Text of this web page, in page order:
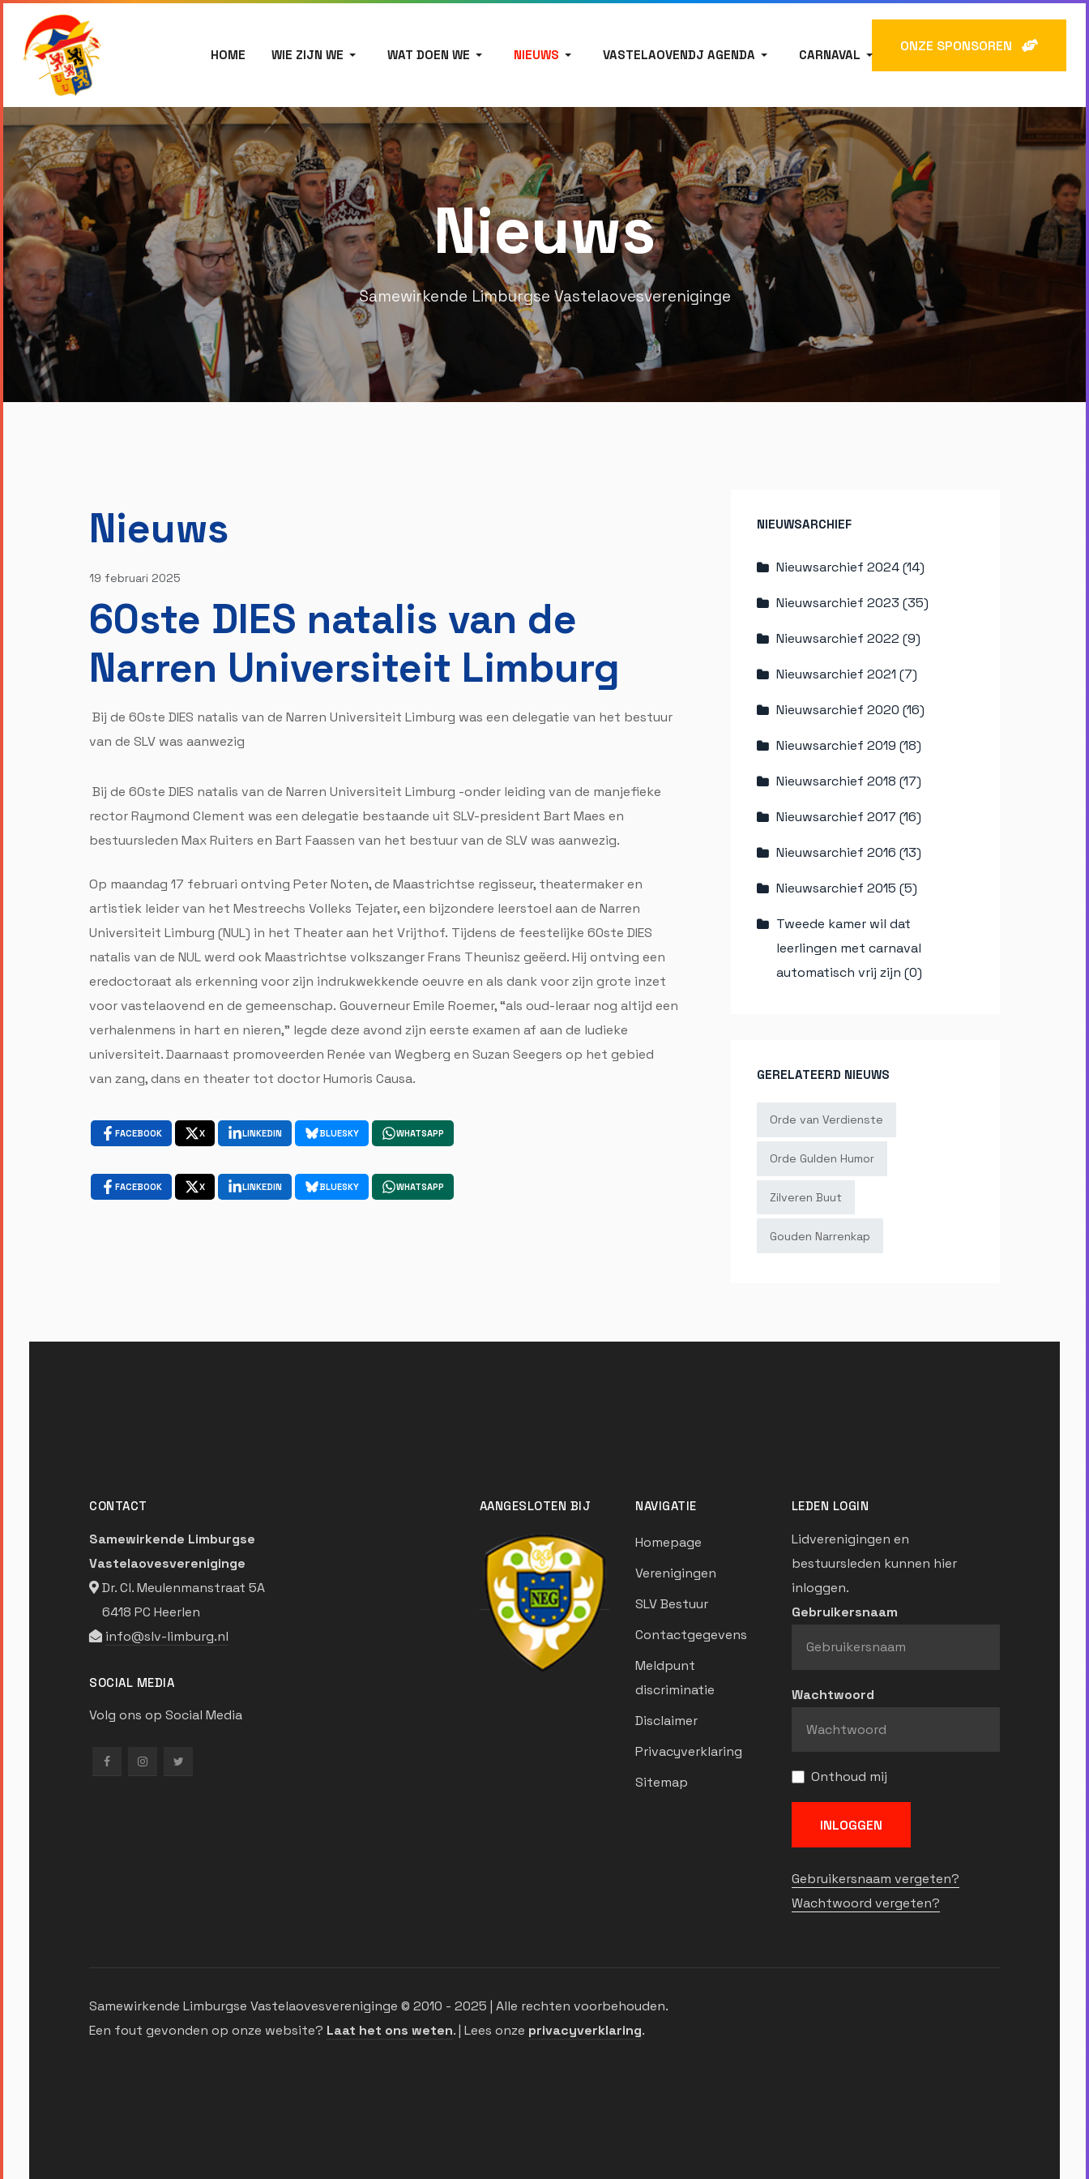
HOME WIE ZIJN WE WAT DOEN WE NIEUWS VASTELAOVENDJ AGENDA CARNAVAL
ONZE SPONSOREN
Nieuws
Samewirkende Limburgse Vastelaovesvereniginge
Nieuws
19 februari 2025
60ste DIES natalis van de
Narren Universiteit Limburg
Bij de 60ste DIES natalis van de Narren Universiteit Limburg was een delegatie van het bestuur
van de SLV was aanwezig
Bij de 60ste DIES natalis van de Narren Universiteit Limburg -onder leiding van de manjefieke
rector Raymond Clement was een delegatie bestaande uit SLV-president Bart Maes en
bestuursleden Max Ruiters en Bart Faassen van het bestuur van de SLV was aanwezig.
Op maandag 17 februari ontving Peter Noten, de Maastrichtse regisseur, theatermaker en
artistiek leider van het Mestreechs Volleks Tejater, een bijzondere leerstoel aan de Narren
Universiteit Limburg (NUL) in het Theater aan het Vrijthof. Tijdens de feestelijke 60ste DIES
natalis van de NUL werd ook Maastrichtse volkszanger Frans Theunisz geëerd. Hij ontving een
eredoctoraat als erkenning voor zijn indrukwekkende oeuvre en als dank voor zijn grote inzet
voor vastelaovend en de gemeenschap. Gouverneur Emile Roemer, “als oud-leraar nog altijd een
verhalenmens in hart en nieren,” legde deze avond zijn eerste examen af aan de ludieke
universiteit. Daarnaast promoveerden Renée van Wegberg en Suzan Seegers op het gebied
van zang, dans en theater tot doctor Humoris Causa.
FACEBOOK X LINKEDIN BLUESKY WHATSAPP
FACEBOOK X LINKEDIN BLUESKY WHATSAPP
NIEUWSARCHIEF
Nieuwsarchief 2024 (14)
Nieuwsarchief 2023 (35)
Nieuwsarchief 2022 (9)
Nieuwsarchief 2021 (7)
Nieuwsarchief 2020 (16)
Nieuwsarchief 2019 (18)
Nieuwsarchief 2018 (17)
Nieuwsarchief 2017 (16)
Nieuwsarchief 2016 (13)
Nieuwsarchief 2015 (5)
Tweede kamer wil dat
leerlingen met carnaval
automatisch vrij zijn (0)
GERELATEERD NIEUWS
Orde van Verdienste
Orde Gulden Humor
Zilveren Buut
Gouden Narrenkap
CONTACT
Samewirkende Limburgse
Vastelaovesvereniginge
Dr. Cl. Meulenmanstraat 5A
6418 PC Heerlen
info@slv-limburg.nl
SOCIAL MEDIA
Volg ons op Social Media
AANGESLOTEN BIJ NAVIGATIE
Homepage
Verenigingen
SLV Bestuur
Contactgegevens
Meldpunt
discriminatie
Disclaimer
Privacyverklaring
Sitemap
LEDEN LOGIN
Lidverenigingen en
bestuursleden kunnen hier
inloggen.
Gebruikersnaam
Wachtwoord
Onthoud mij
INLOGGEN
Gebruikersnaam vergeten?
Wachtwoord vergeten?
Samewirkende Limburgse Vastelaovesvereniginge © 2010 - 2025 | Alle rechten voorbehouden.
Een fout gevonden op onze website? Laat het ons weten. | Lees onze privacyverklaring.